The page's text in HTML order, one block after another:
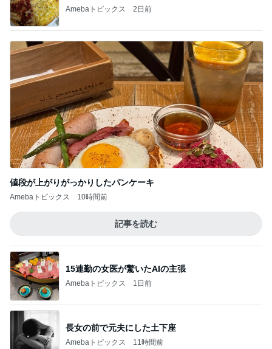
Amebaトピックス 2日前
値段が上がりがっかりしたパンケーキ
Amebaトピックス 10時間前
記事を読む
15連勤の女医が驚いたAIの主張
Amebaトピックス 1日前
長女の前で元夫にした土下座
Amebaトピックス 11時間前